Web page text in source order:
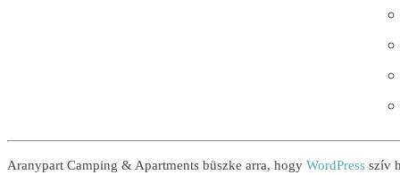
Aranypart Camping & Apartments büszke arra, hogy WordPress szív